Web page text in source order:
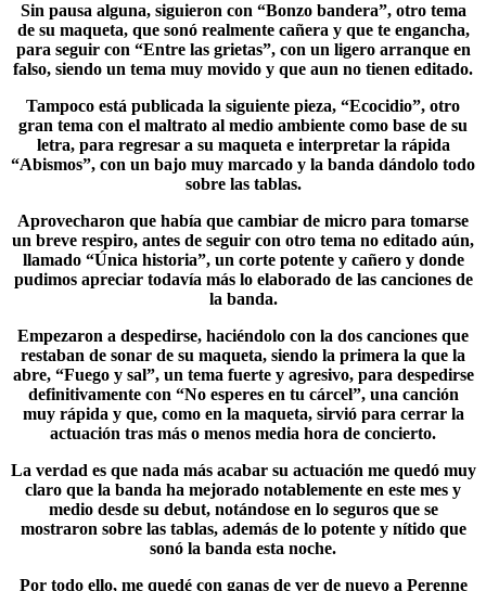
Sin pausa alguna, siguieron con “Bonzo bandera”, otro tema
de su maqueta, que sonó realmente cañera y que te engancha,
para seguir con “Entre las grietas”, con un ligero arranque en
falso, siendo un tema muy movido y que aun no tienen editado.
Tampoco está publicada la siguiente pieza, “Ecocidio”, otro
gran tema con el maltrato al medio ambiente como base de su
letra, para regresar a su maqueta e interpretar la rápida
“Abismos”, con un bajo muy marcado y la banda dándolo todo
sobre las tablas.
Aprovecharon que había que cambiar de micro para tomarse
un breve respiro, antes de seguir con otro tema no editado aún,
llamado “Única historia”, un corte potente y cañero y donde
pudimos apreciar todavía más lo elaborado de las canciones de
la banda.
Empezaron a despedirse, haciéndolo con la dos canciones que
restaban de sonar de su maqueta, siendo la primera la que la
abre, “Fuego y sal”, un tema fuerte y agresivo, para despedirse
definitivamente con “No esperes en tu cárcel”, una canción
muy rápida y que, como en la maqueta, sirvió para cerrar la
actuación tras más o menos media hora de concierto.
La verdad es que nada más acabar su actuación me quedó muy
claro que la banda ha mejorado notablemente en este mes y
medio desde su debut, notándose en lo seguros que se
mostraron sobre las tablas, además de lo potente y nítido que
sonó la banda esta noche.
Por todo ello, me quedé con ganas de ver de nuevo a Perenne